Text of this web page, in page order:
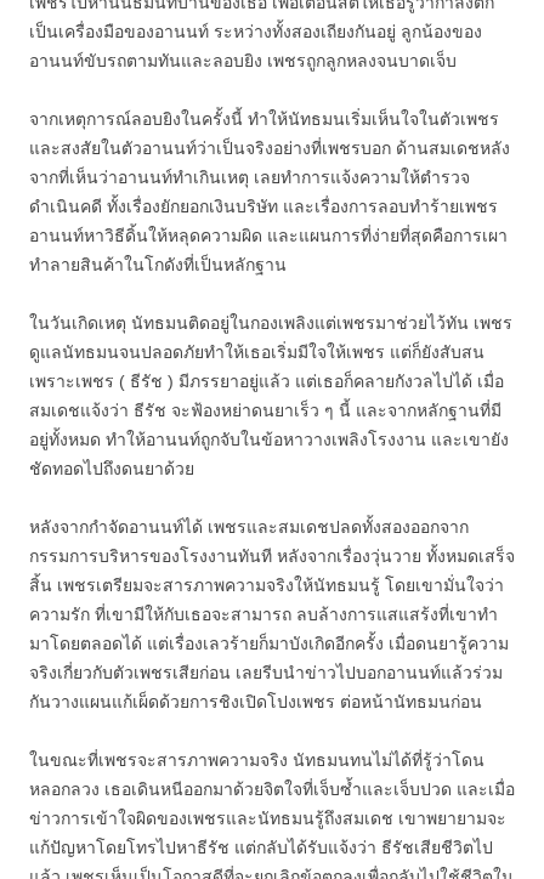
เป็นเครื่องมือของอานนท์ ระหว่างทั้งสองเถียงกันอยู่ ลูกน้องของ
อานนท์ขับรถตามทันและลอบยิง เพชรถูกลูกหลงจนบาดเจ็บ
จากเหตุการณ์ลอบยิงในครั้งนี้ ทำให้นัทธมนเริ่มเห็นใจในตัวเพชร
และสงสัยในตัวอานนท์ว่าเป็นจริงอย่างที่เพชรบอก ด้านสมเดชหลัง
จากที่เห็นว่าอานนท์ทำเกินเหตุ เลยทำการแจ้งความให้ตำรวจ
ดำเนินคดี ทั้งเรื่องยักยอกเงินบริษัท และเรื่องการลอบทำร้ายเพชร
อานนท์หาวิธีดิ้นให้หลุดความผิด และแผนการที่ง่ายที่สุดคือการเผา
ทำลายสินค้าในโกดังที่เป็นหลักฐาน
ในวันเกิดเหตุ นัทธมนติดอยู่ในกองเพลิงแต่เพชรมาช่วยไว้ทัน เพชร
ดูแลนัทธมนจนปลอดภัยทำให้เธอเริ่มมีใจให้เพชร แต่ก็ยังสับสน
เพราะเพชร ( ธีรัช ) มีภรรยาอยู่แล้ว แต่เธอก็คลายกังวลไปได้ เมื่อ
สมเดชแจ้งว่า ธีรัช จะฟ้องหย่าดนยาเร็ว ๆ นี้ และจากหลักฐานที่มี
อยู่ทั้งหมด ทำให้อานนท์ถูกจับในข้อหาวางเพลิงโรงงาน และเขายัง
ชัดทอดไปถึงดนยาด้วย
หลังจากกำจัดอานนท์ได้ เพชรและสมเดชปลดทั้งสองออกจาก
กรรมการบริหารของโรงงานทันที หลังจากเรื่องวุ่นวาย ทั้งหมดเสร็จ
สิ้น เพชรเตรียมจะสารภาพความจริงให้นัทธมนรู้ โดยเขามั่นใจว่า
ความรัก ที่เขามีให้กับเธอจะสามารถ ลบล้างการแสแสร้งที่เขาทำ
มาโดยตลอดได้ แต่เรื่องเลวร้ายก็มาบังเกิดอีกครั้ง เมื่อดนยารู้ความ
จริงเกี่ยวกับตัวเพชรเสียก่อน เลยรีบนำข่าวไปบอกอานนท์แล้วร่วม
กันวางแผนแก้เผ็ดด้วยการชิงเปิดโปงเพชร ต่อหน้านัทธมนก่อน
ในขณะที่เพชรจะสารภาพความจริง นัทธมนทนไม่ได้ที่รู้ว่าโดน
หลอกลวง เธอเดินหนีออกมาด้วยจิตใจที่เจ็บซ้ำและเจ็บปวด และเมื่อ
ข่าวการเข้าใจผิดของเพชรและนัทธมนรู้ถึงสมเดช เขาพยายามจะ
แก้ปัญหาโดยโทรไปหาธีรัช แต่กลับได้รับแจ้งว่า ธีรัชเสียชีวิตไป